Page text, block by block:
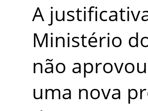
A
Ministério
não
uma nova